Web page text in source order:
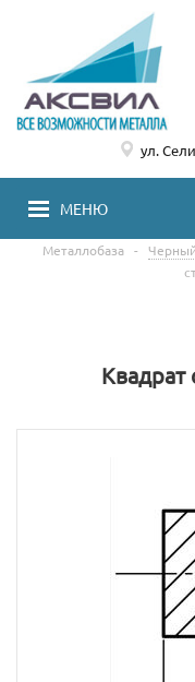
МЕНЮ
ул.
Металлобаза -
Квадрат